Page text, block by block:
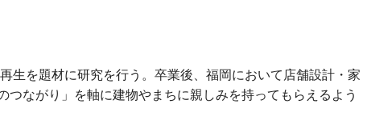
生を題材に研究を行う。卒業後、福岡において店舗設計・家
ながり」を軸に建物やまちに親しみを持ってもらえるよう